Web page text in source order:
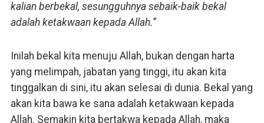
kalian berbekal, sesungguhnya sebaik-baik bekal
adalah ketakwaan kepada Allah.”
Inilah bekal kita menuju Allah, bukan dengan harta
yang melimpah, jabatan yang tinggi, itu akan kita
tinggalkan di sini, itu akan selesai di dunia. Bekal yang
akan kita bawa ke sana adalah ketakwaan kepada
Allah. Semakin kita bertakwa kepada Allah, maka